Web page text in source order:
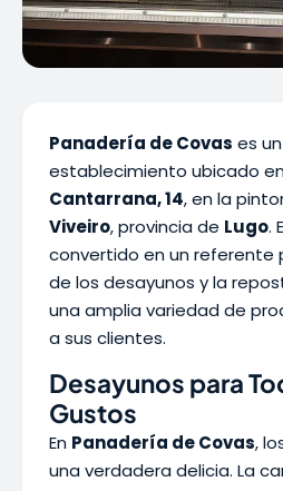
Panadería de Covas es
establecimiento ubicado
Cantarrana, 14, en la
Viveiro, provincia de Lugo.
convertido en un referente
de los desayunos y la
una amplia variedad de
a sus clientes.
Desayunos para
Gustos
En Panadería de Covas,
una verdadera delicia. La